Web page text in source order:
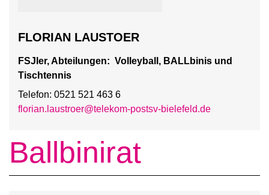
FLORIAN LAUSTOER
FSJler, Abteilungen: Volleyball, BALLbinis und
Tischtennis
Telefon: 0521 521 463 6
florian.laustroer@telekom-postsv-bielefeld.de
Ballbinirat